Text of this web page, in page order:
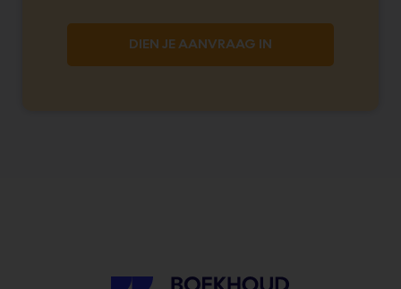
DIEN JE AANVRAAG IN